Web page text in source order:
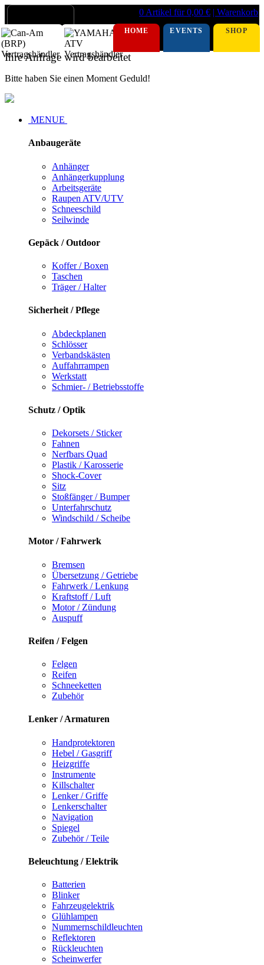
0 Artikel für 0,00 € | Warenkorb
HOME EVENTS SHOP
Ihre Anfrage wird bearbeitet
Bitte haben Sie einen Moment Geduld!
MENUE
Anbaugeräte
Anhänger
Anhängerkupplung
Arbeitsgeräte
Raupen ATV/UTV
Schneeschild
Seilwinde
Gepäck / Outdoor
Koffer / Boxen
Taschen
Träger / Halter
Sicherheit / Pflege
Abdeckplanen
Schlösser
Verbandskästen
Auffahrrampen
Werkstatt
Schmier- / Betriebsstoffe
Schutz / Optik
Dekorsets / Sticker
Fahnen
Nerfbars Quad
Plastik / Karosserie
Shock-Cover
Sitz
Stoßfänger / Bumper
Unterfahrschutz
Windschild / Scheibe
Motor / Fahrwerk
Bremsen
Übersetzung / Getriebe
Fahrwerk / Lenkung
Kraftstoff / Luft
Motor / Zündung
Auspuff
Reifen / Felgen
Felgen
Reifen
Schneeketten
Zubehör
Lenker / Armaturen
Handprotektoren
Hebel / Gasgriff
Heizgriffe
Instrumente
Killschalter
Lenker / Griffe
Lenkerschalter
Navigation
Spiegel
Zubehör / Teile
Beleuchtung / Elektrik
Batterien
Blinker
Fahrzeugelektrik
Glühlampen
Nummernschildleuchten
Reflektoren
Rückleuchten
Scheinwerfer